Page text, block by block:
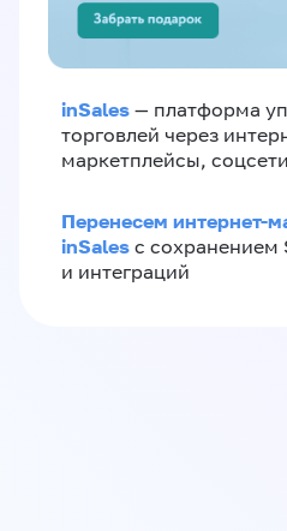
inSales — платформа
торговлей через
маркетплейсы,
Перенесем интернет-
inSales с сохранением
и интеграций